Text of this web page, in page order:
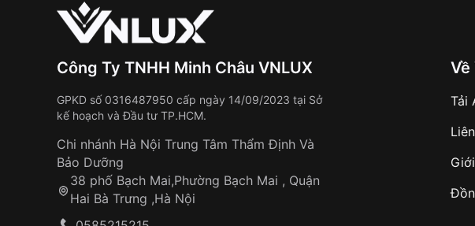
Công Ty TNHH Minh Châu VNLUX
GPKD số 0316487950 cấp ngày 14/09/2023 tại Sở
kế hoạch và Đầu tư TP.HCM.
Chi nhánh Hà Nội Trung Tâm Thẩm Định Và
Bảo Dưỡng
38 phố Bạch Mai,Phường Bạch Mai , Quận
Hai Bà Trưng ,Hà Nội
Về
Tải